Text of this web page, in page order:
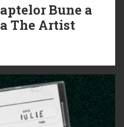
Bune a
The Artist